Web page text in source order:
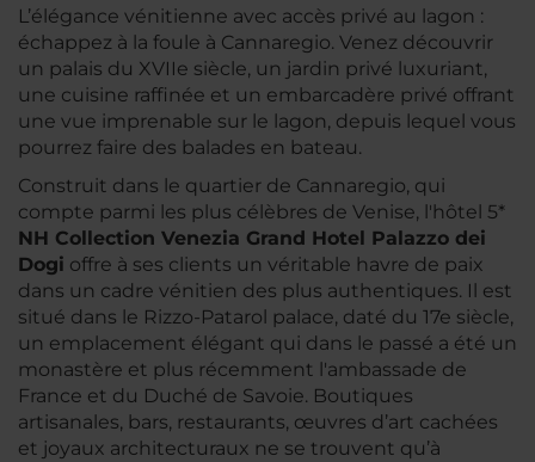
L’élégance vénitienne avec accès privé au lagon :
échappez à la foule à Cannaregio. Venez découvrir
un palais du XVIIe siècle, un jardin privé luxuriant,
une cuisine raffinée et un embarcadère privé offrant
une vue imprenable sur le lagon, depuis lequel vous
pourrez faire des balades en bateau.
Construit dans le quartier de Cannaregio, qui
compte parmi les plus célèbres de Venise, l'hôtel 5*
NH Collection Venezia Grand Hotel Palazzo dei
Dogi offre à ses clients un véritable havre de paix
dans un cadre vénitien des plus authentiques. Il est
situé dans le Rizzo-Patarol palace, daté du 17e siècle,
un emplacement élégant qui dans le passé a été un
monastère et plus récemment l'ambassade de
France et du Duché de Savoie. Boutiques
artisanales, bars, restaurants, œuvres d’art cachées
et joyaux architecturaux ne se trouvent qu’à